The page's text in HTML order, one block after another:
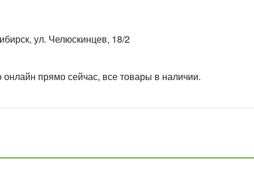
ул. Челюскинцев, 18/2
прямо сейчас, все товары в наличии.